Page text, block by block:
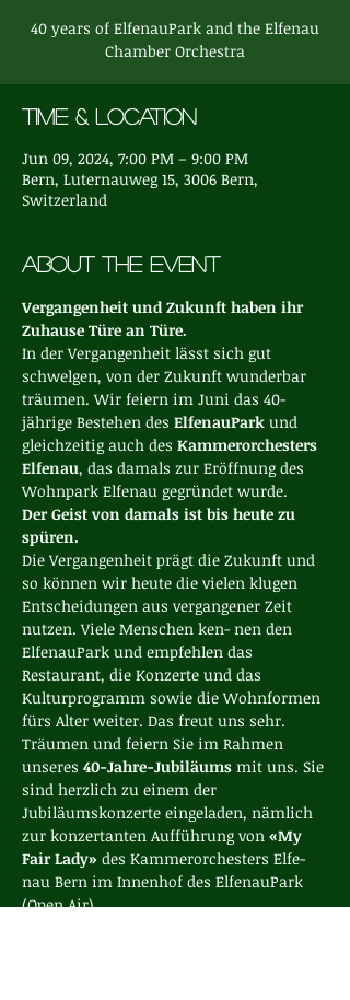
40 years of ElfenauPark and the Elfenau
Chamber Orchestra
Time & Location
Jun 09, 2024, 7:00 PM – 9:00 PM
Bern, Luternauweg 15, 3006 Bern,
Switzerland
About the event
Vergangenheit und Zukunft haben ihr
Zuhause Türe an Türe.
In der Vergangenheit lässt sich gut
schwelgen, von der Zukunft wunderbar
träumen. Wir feiern im Juni das 40-
jährige Bestehen des ElfenauPark und
gleichzeitig auch des Kammerorchesters
Elfenau, das damals zur Eröffnung des
Wohnpark Elfenau gegründet wurde.
Der Geist von damals ist bis heute zu
spüren.
Die Vergangenheit prägt die Zukunft und
so können wir heute die vielen klugen
Entscheidungen aus vergangener Zeit
nutzen. Viele Menschen ken- nen den
ElfenauPark und empfehlen das
Restaurant, die Konzerte und das
Kulturprogramm sowie die Wohnformen
fürs Alter weiter. Das freut uns sehr.
Träumen und feiern Sie im Rahmen
unseres 40-Jahre-Jubiläums mit uns. Sie
sind herzlich zu einem der
Jubiläumskonzerte eingeladen, nämlich
zur konzertanten Aufführung von «My
Fair Lady» des Kammerorchesters Elfe-
nau Bern im Innenhof des ElfenauPark
(Open Air).